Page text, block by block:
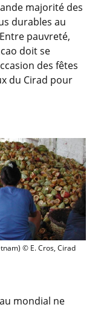
majorité des
durables au
pauvreté,
doit se
des fêtes
du Cirad pour
des cabosses de
© E. Cros, Cirad
mondial ne